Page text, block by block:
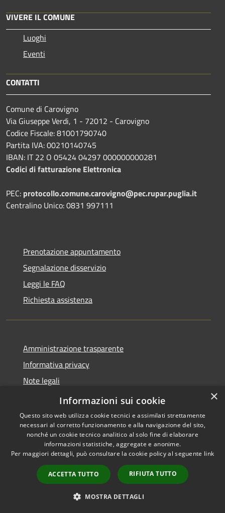
VIVERE IL COMUNE
Luoghi
Eventi
CONTATTI
Comune di Carovigno
Via Giuseppe Verdi, 1 - 72012 - Carovigno
Codice Fiscale: 81001790740
Partita IVA: 00210140745
IBAN: IT 22 O 05424 04297 000000000281
Codici di fatturazione Elettronica
PEC: protocollo.comune.carovigno@pec.rupar.puglia.it
Centralino Unico: 0831 997111
Prenotazione appuntamento
Segnalazione disservizio
Leggi le FAQ
Richiesta assistenza
Amministrazione trasparente
Informativa privacy
Note legali
Dichiarazione di accessibilità
Accessibilità
Copyright © 2026 • Comune di
Carovigno • Powered by
Municipium•
Accesso
redazione
×
Informazioni sui cookie
Questo sito web utilizza cookie tecnici e assimilati strettamente
necessari al corretto funzionamento e alla navigazione del sito,
nonché un cookie tecnico analitico al solo fine di elaborare
informazioni statistiche, aggregate e anonime.
Per maggiori dettagli, può consultare la cookie policy al seguente link
ACCETTA TUTTO RIFIUTA TUTTO
MOSTRA DETTAGLI